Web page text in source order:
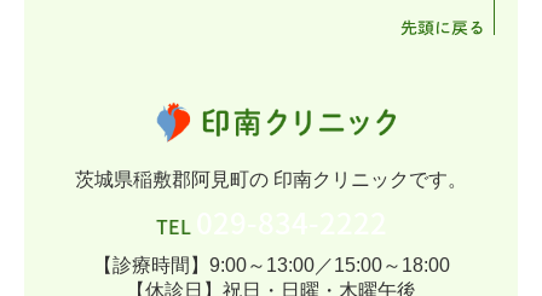
茨城県稲敷郡阿見町の 印南クリニックです。
TEL
【診療時間】9:00～13:00／15:00～18:00
【休診日】祝日・日曜・木曜午後